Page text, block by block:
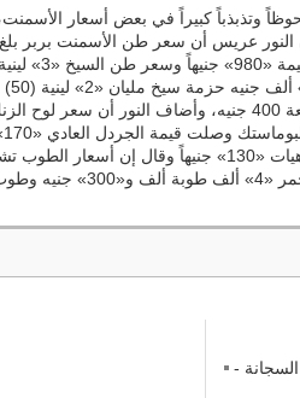
وتذبذباً كبيراً في بعض أسعار
الاقتصادي «165» جنيهاً وجالون البوهيات «130» جنيهاً وقال
-